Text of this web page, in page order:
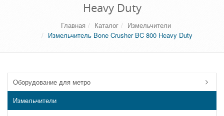
Heavy Duty
Главная Каталог
Измельчители
Измельчитель Bone Crusher BC 800 Heavy Duty
Оборудование для метро
Измельчители